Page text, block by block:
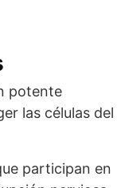
potente
las células del
participan en